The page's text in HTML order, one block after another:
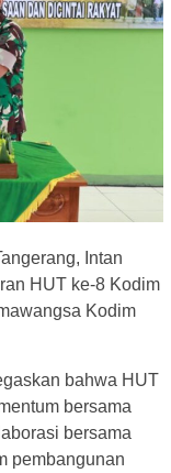
Intan
HUT ke-8 Kodim
Kodim
bahwa HUT
bersama
bersama
pembangunan